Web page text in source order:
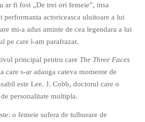
ar fi fost „De trei ori femeie”, insa
performanta actoriceasca uluitoare a lui
mi-a adus aminte de cea legendara a lui
pe care l-am parafrazat.
principal pentru care The Three Faces
care s-ar adauga cateva momente de
este Lee. J. Cobb, doctorul care o
personalitate multipla.
o femeie sufera de tulburare de